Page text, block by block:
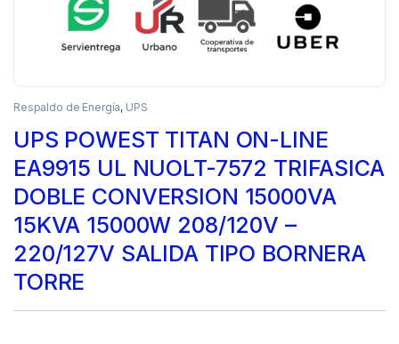
Respaldo de Energía, UPS
UPS POWEST TITAN ON-LINE
EA9915 UL NUOLT-7572 TRIFASICA
DOBLE CONVERSION 15000VA
15KVA 15000W 208/120V –
220/127V SALIDA TIPO BORNERA
TORRE